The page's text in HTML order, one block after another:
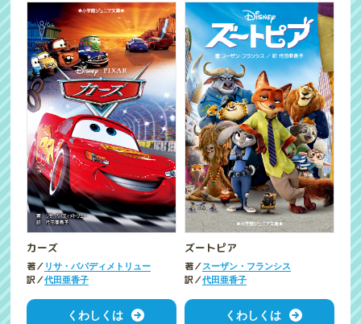
カーズ
著／ リサ・パパディメトリュー
訳／代田亜香子
くわしくは
ズートピア
著／スーザン・フランシス
訳／代田亜香子
くわしくは